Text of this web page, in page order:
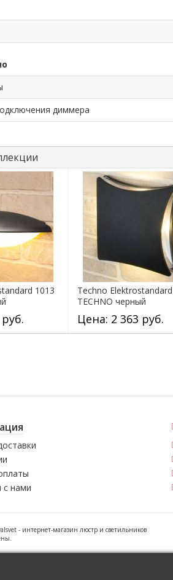
диммера
1013
Techno
TECHNO черный
Цена: 2 363 руб.
с нами
- интернет-магазин люстр и светильников